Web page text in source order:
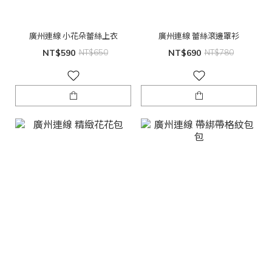
廣州連線 小花朵蕾絲上衣
NT$590 NT$650
廣州連線 蕾絲滾邊罩衫
NT$690 NT$780